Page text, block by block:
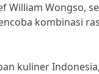
William Wongso,
kombinasi
kuliner